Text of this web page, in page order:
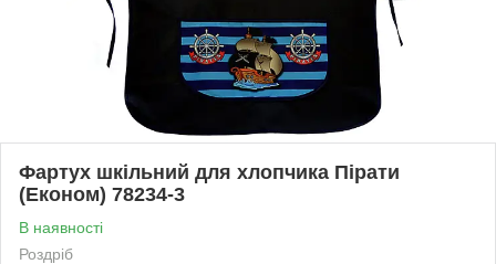
Фартух шкільний для хлопчика Пірати
(Економ) 78234-3
В наявності
Роздріб